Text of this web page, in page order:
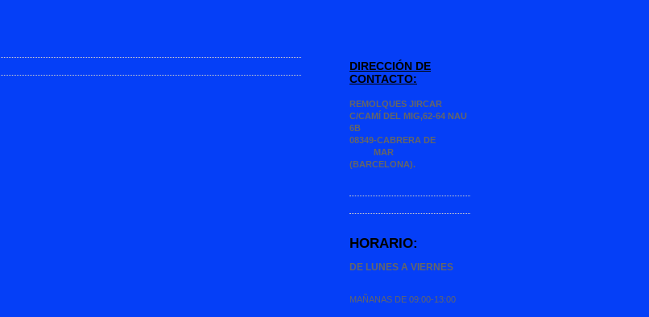
DIRECCIÓN DE
CONTACTO:
REMOLQUES JIRCAR
C/CAMÍ DEL MIG,62-64 NAU
6B
08349-CABRERA DE
MAR
(BARCELONA).
HORARIO:
DE LUNES A VIERNES
MAÑANAS DE 09:00-13:00